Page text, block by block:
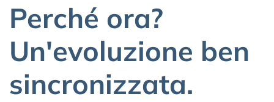
Perché ora?
Un'evoluzione ben
sincronizzata.